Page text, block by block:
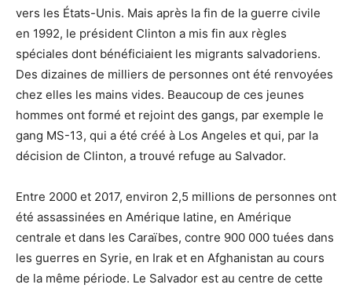
vers les États-Unis. Mais après la fin de la guerre civile
en 1992, le président Clinton a mis fin aux règles
spéciales dont bénéficiaient les migrants salvadoriens.
Des dizaines de milliers de personnes ont été renvoyées
chez elles les mains vides. Beaucoup de ces jeunes
hommes ont formé et rejoint des gangs, par exemple le
gang MS-13, qui a été créé à Los Angeles et qui, par la
décision de Clinton, a trouvé refuge au Salvador.
Entre 2000 et 2017, environ 2,5 millions de personnes ont
été assassinées en Amérique latine, en Amérique
centrale et dans les Caraïbes, contre 900 000 tuées dans
les guerres en Syrie, en Irak et en Afghanistan au cours
de la même période. Le Salvador est au centre de cette